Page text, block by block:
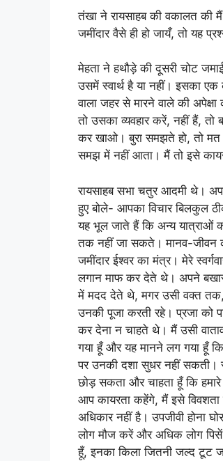
तंखा ने रायसाहब की वकालत की
जमींदार वैसे ही हो जायँ, तो यह
मेहता ने हथौड़े की दूसरी चोट
उसमें स्वार्थ है या नहीं। इसका
वाला जहर से मारने वाले की
तो उसका व्यवहार करें, नहीं हैं,
कर खाओ। बुरा समझते हो, तो
समझ में नहीं आता। मैं तो इसे
रायसाहब सभा चतुर आदमी थे।
हुए बोले- आपका विचार बिलकुल
यह भूल जाते हैं कि अन्य यात्राओं
तक नहीं जा सकते। मानव-जीवन
जमींदार ईश्वर का मंत्र। मेरे
लगान माफ कर देते थे। अपने
में मदद देते थे, मगर उसी वक्त तक,
उनकी पूजा करती रहे। प्रजा को
कर देना न चाहते थे। मैं उसी
गया हूँ और यह मानने लग गया हूँ
पर उनकी दशा सुधर नहीं सकती।
छोड़ सकता और चाहता हूँ कि
आप कायरता कहेंगे, मैं इसे विवशता
अधिकार नहीं है। उपजीवी होना
लोग मौज करें और अधिक लोग
हूँ, इनका किला जितनी जल्द टूट